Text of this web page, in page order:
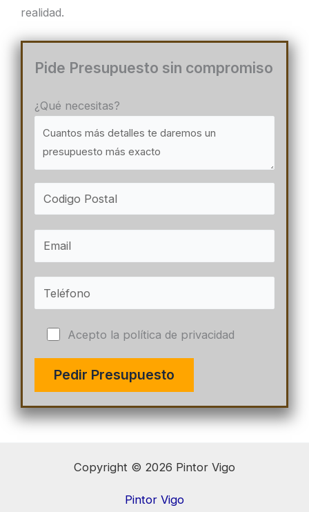
realidad.
Pide Presupuesto sin compromiso
¿Qué necesitas?
Acepto la política de privacidad
Copyright © 2026 Pintor Vigo
Pintor Vigo